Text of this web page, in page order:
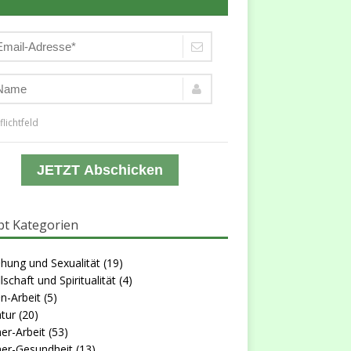
JETZT Abschicken
Kategorien
und Sexualität(19)
und Spiritualität(4)
Arbeit(5)
(20)
Arbeit(53)